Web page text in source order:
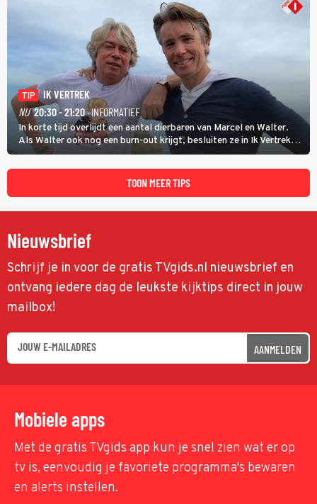
TIP
IK VERTREK
NU 20:30 - 21:20· INFORMATIEF
In korte tijd overlijdt een aantal dierbaren van Marcel en Walter.
Als Walter ook nog een burn-out krijgt, besluiten ze in Ik Vertrek
een nieuwe start te maken door een B&B in Spanje te openen, waar
ze een moeizame start beleven. (HH)
TOON MEER TIPS
Nieuwsbrief
Schrijf je in voor de gratis TVgids.nl nieuwsbrief en
ontvang iedere dag de leukste kijktips direct in jouw
mailbox!
AANMELDEN
Mobiele apps
Met de gratis TVgids app kun je snel zien wat er op
tv is, eenvoudig je favoriete programma's bewaren
en alerts instellen.